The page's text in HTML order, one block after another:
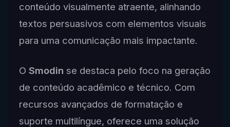
conteúdo visualmente atraente, alinhando
textos persuasivos com elementos visuais
para uma comunicação mais impactante.
O Smodin se destaca pelo foco na geração
de conteúdo acadêmico e técnico. Com
recursos avançados de formatação e
suporte multilíngue, oferece uma solução